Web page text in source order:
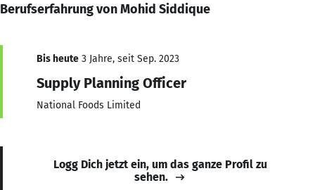
Berufserfahrung von Mohid Siddique
Bis heute 3 Jahre, seit Sep. 2023
Supply Planning Officer
National Foods Limited
Logg Dich jetzt ein, um das ganze Profil zu
sehen.